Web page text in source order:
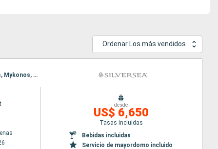
Ordenar Los más vendidos
Itinerario : El Pireo Atenas, Mykonos, Volos, Salónica, Estambul, Rodas, Santoríni, El Pireo Atenas, Mykonos, Volos, Salónica, Estambul, Rodas, Santoríni, El Pireo Atenas
desde
US$ 6,650
Tasas incluidas
Bebidas incluidas
Servicio de mayordomo incluido